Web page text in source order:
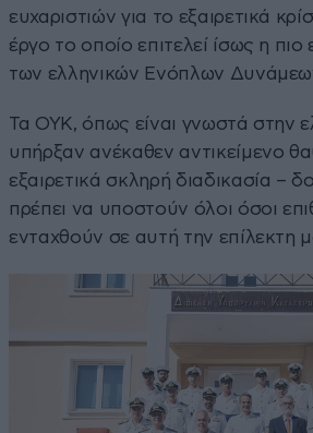
ευχαριστιών για το εξαιρετικά
έργο το οποίο επιτελεί ίσως η
των ελληνικών Ενόπλων
Τα ΟΥΚ, όπως είναι γνωστά στην
υπήρξαν ανέκαθεν αντικείμενο
εξαιρετικά σκληρή διαδικασία –
πρέπει να υποστούν όλοι όσοι
ενταχθούν σε αυτή την επίλεκτη